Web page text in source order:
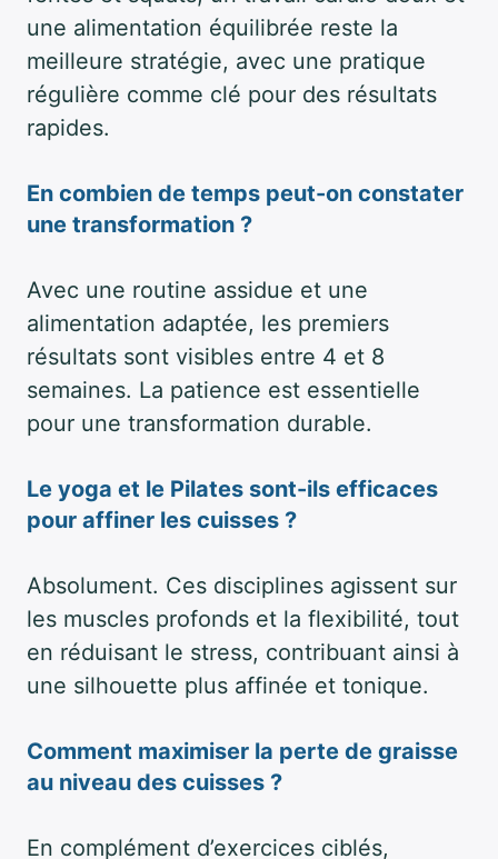
une alimentation équilibrée reste la
meilleure stratégie, avec une pratique
régulière comme clé pour des résultats
rapides.
En combien de temps peut-on constater
une transformation ?
Avec une routine assidue et une
alimentation adaptée, les premiers
résultats sont visibles entre 4 et 8
semaines. La patience est essentielle
pour une transformation durable.
Le yoga et le Pilates sont-ils efficaces
pour affiner les cuisses ?
Absolument. Ces disciplines agissent sur
les muscles profonds et la flexibilité, tout
en réduisant le stress, contribuant ainsi à
une silhouette plus affinée et tonique.
Comment maximiser la perte de graisse
au niveau des cuisses ?
En complément d’exercices ciblés,